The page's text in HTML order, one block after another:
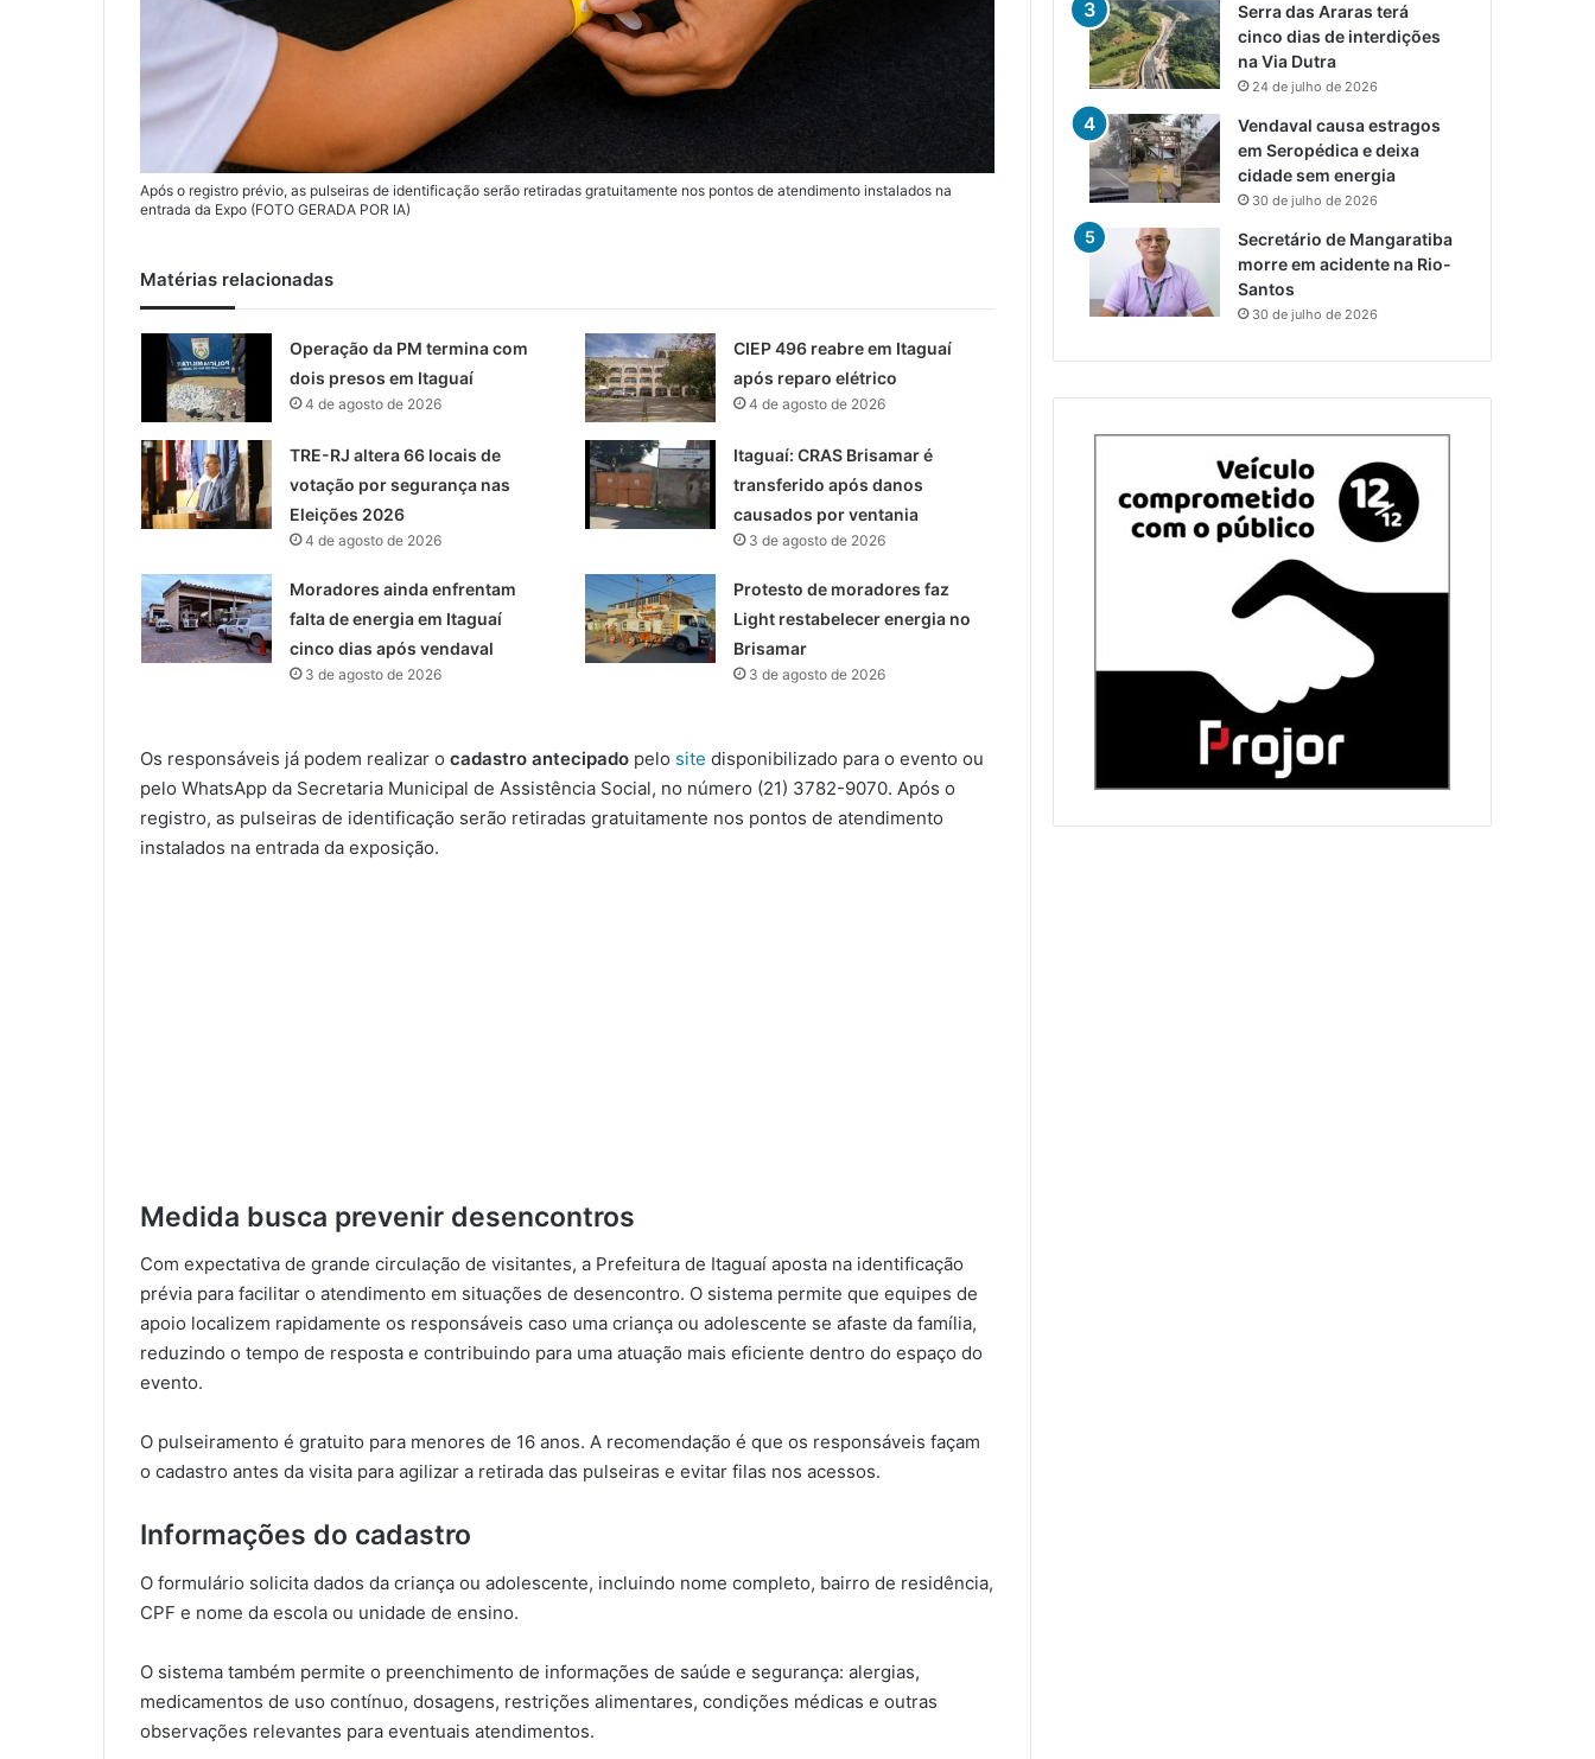
Após o registro prévio, as pulseiras de identificação serão retiradas gratuitamente nos pontos de atendimento instalados na
entrada da Expo (FOTO GERADA POR IA)
Matérias relacionadas
Operação da PM termina com
dois presos em Itaguaí
4 de agosto de 2026
CIEP 496 reabre em Itaguaí
após reparo elétrico
4 de agosto de 2026
TRE-RJ altera 66 locais de
votação por segurança nas
Eleições 2026
4 de agosto de 2026
Itaguaí: CRAS Brisamar é
transferido após danos
causados por ventania
3 de agosto de 2026
Moradores ainda enfrentam
falta de energia em Itaguaí
cinco dias após vendaval
3 de agosto de 2026
Protesto de moradores faz
Light restabelecer energia no
Brisamar
3 de agosto de 2026
Os responsáveis já podem realizar o cadastro antecipado pelo site disponibilizado para o evento ou
pelo WhatsApp da Secretaria Municipal de Assistência Social, no número (21) 3782-9070. Após o
registro, as pulseiras de identificação serão retiradas gratuitamente nos pontos de atendimento
instalados na entrada da exposição.
Medida busca prevenir desencontros
Com expectativa de grande circulação de visitantes, a Prefeitura de Itaguaí aposta na identificação
prévia para facilitar o atendimento em situações de desencontro. O sistema permite que equipes de
apoio localizem rapidamente os responsáveis caso uma criança ou adolescente se afaste da família,
reduzindo o tempo de resposta e contribuindo para uma atuação mais eficiente dentro do espaço do
evento.
O pulseiramento é gratuito para menores de 16 anos. A recomendação é que os responsáveis façam
o cadastro antes da visita para agilizar a retirada das pulseiras e evitar filas nos acessos.
Informações do cadastro
O formulário solicita dados da criança ou adolescente, incluindo nome completo, bairro de residência,
CPF e nome da escola ou unidade de ensino.
O sistema também permite o preenchimento de informações de saúde e segurança: alergias,
medicamentos de uso contínuo, dosagens, restrições alimentares, condições médicas e outras
observações relevantes para eventuais atendimentos.
Serra das Araras terá
cinco dias de interdições
na Via Dutra
24 de julho de 2026
Vendaval causa estragos
em Seropédica e deixa
cidade sem energia
30 de julho de 2026
Secretário de Mangaratiba
morre em acidente na Rio-
Santos
30 de julho de 2026